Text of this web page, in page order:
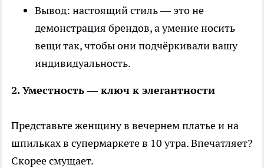
Вывод: настоящий стиль — это не
демонстрация брендов, а умение носить
вещи так, чтобы они подчёркивали вашу
индивидуальность.
2. Уместность — ключ к элегантности
Представьте женщину в вечернем платье и на
шпильках в супермаркете в 10 утра. Впечатляет?
Скорее смущает.